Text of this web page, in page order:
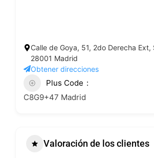
Calle de Goya, 51, 2do Derecha Ext,
28001 Madrid
Obtener direcciones
Plus Code
C8G9+47 Madrid
Valoración de los clientes